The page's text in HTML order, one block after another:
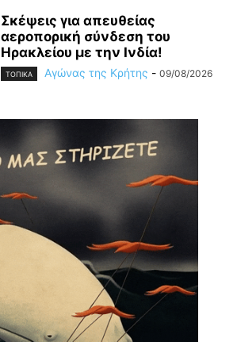
Σκέψεις για απευθείας
αεροπορική σύνδεση του
Ηρακλείου με την Ινδία!
ΤΟΠΙΚΑ Αγώνας της Κρήτης - 09/08/2026